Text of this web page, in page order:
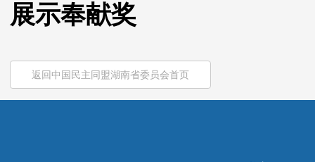
展示奉献奖
返回中国民主同盟湖南省委员会首页